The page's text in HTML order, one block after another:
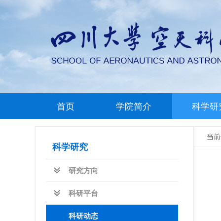
首页 学院简介 科学研
科学研究
研究方向
科研平台
科研动态
当